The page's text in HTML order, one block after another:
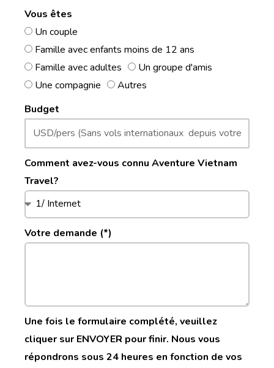
Vous êtes
Un couple
Famille avec enfants moins de 12 ans
Famille avec adultes
Un groupe d'amis
Une compagnie
Autres
Budget
Comment avez-vous connu Aventure Vietnam
Travel?
Votre demande (*)
Une fois le formulaire complété, veuillez
cliquer sur ENVOYER pour finir. Nous vous
répondrons sous 24 heures en fonction de vos